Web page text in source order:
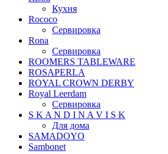
Кухня
Rococo
Сервировка
Rona
Сервировка
ROOMERS TABLEWARE
ROSAPERLA
ROYAL CROWN DERBY
Royal Leerdam
Сервировка
S K A N D I N A V I S K
Для дома
SAMADOYO
Sambonet